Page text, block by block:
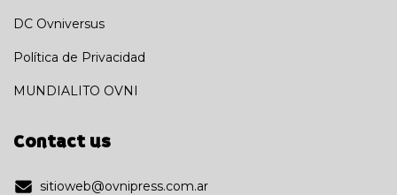
DC Ovniversus
Política de Privacidad
MUNDIALITO OVNI
Contact us
sitioweb@ovnipress.com.ar